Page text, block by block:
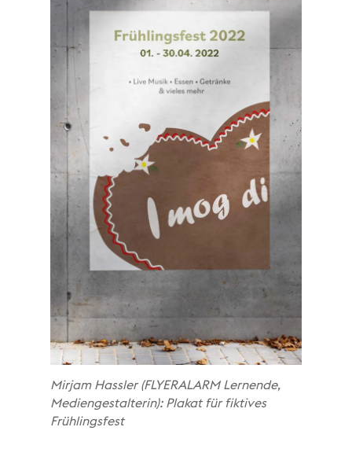
Mirjam Hassler (FLYERALARM Lernende,
Mediengestalterin): Plakat für fiktives
Frühlingsfest